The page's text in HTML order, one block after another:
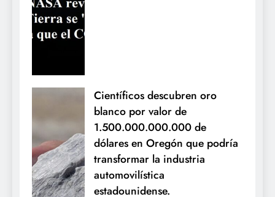
Científicos descubren oro
blanco por valor de
1.500.000.000.000 de
dólares en Oregón que podría
transformar la industria
automovilística
estadounidense.